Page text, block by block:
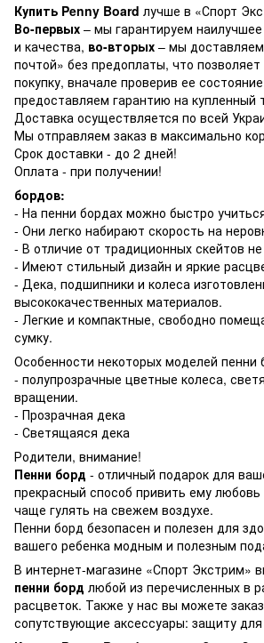
Купить Penny Board лучше в «Спорт
Во-первых – мы гарантируем
и качества, во-вторых – мы
почтой» без предоплаты, что
покупку, вначале проверив ее
предоставляем гарантию на купленный
Доставка осуществляется по всей
Мы отправляем заказ в максимально
Срок доставки - до 2 дней!
Оплата - при получении!
бордов:
- На пенни бордах можно быстро
- Они легко набирают скорость на
- В отличие от традиционных скейтов
- Имеют стильный дизайн и яркие
- Дека, подшипники и колеса
высококачественных материалов.
- Легкие и компактные, свободно
сумку.
Особенности некоторых моделей пенни
- полупрозрачные цветные колеса,
вращении.
- Прозрачная дека
- Светящаяся дека
Родители, внимание!
Пенни борд - отличный подарок для
прекрасный способ привить ему
чаще гулять на свежем воздухе.
Пенни борд безопасен и полезен для
вашего ребенка модным и полезным
В интернет-магазине «Спорт Экстрим»
пенни борд любой из перечисленных в
расцветок. Также у нас вы можете
сопутствующие аксессуары: защиту